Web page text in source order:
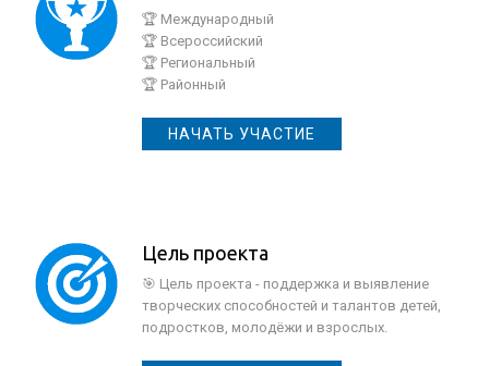
🏆 Международный
🏆 Всероссийский
🏆 Региональный
🏆 Районный
НАЧАТЬ УЧАСТИЕ
Цель проекта
🎯 Цель проекта - поддержка и выявление
творческих способностей и талантов детей,
подростков, молодёжи и взрослых.